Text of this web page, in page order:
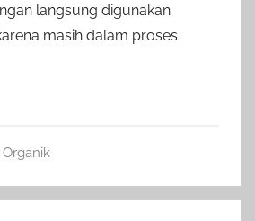
langsung digunakan
masih dalam proses